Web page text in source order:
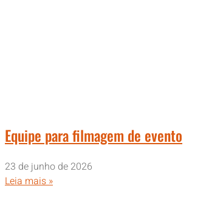
Equipe para filmagem de evento
23 de junho de 2026
Leia mais »